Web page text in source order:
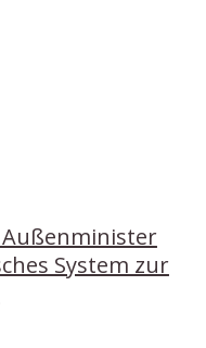
System zur